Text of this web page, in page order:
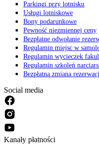
Parkingi przy lotnisku
Usługi lotniskowe
Bony podarunkowe
Pewność niezmiennej ceny
Bezpłatne odwołanie
Regulamin miejsc w
Regulamin wycieczek
Regulamin szkoleń
Bezpłatna zmiana
Social media
Kanały płatności